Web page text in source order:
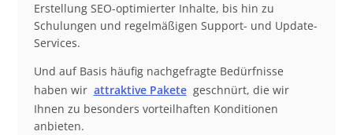
Erstellung SEO-optimierter Inhalte, bis hin zu
Schulungen und regelmäßigen Support- und Update-
Services.
Und auf Basis häufig nachgefragte Bedürfnisse
haben wir attraktive Pakete geschnürt, die wir
Ihnen zu besonders vorteilhaften Konditionen
anbieten.